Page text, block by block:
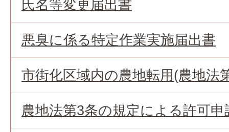
氏名等変更届出書
悪臭に係る特定作業実施届出書
市街化区域内の農地転用(農地法
農地法第3条の規定による許可申